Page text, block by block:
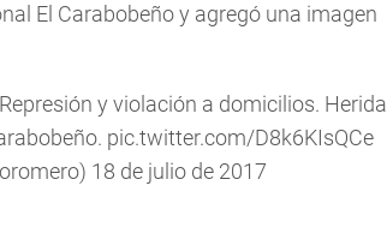
El Carabobeño y agregó una imagen
y violación a domicilios. Herida
pic.twitter.com/D8k6KIsQCe
18 de julio de 2017